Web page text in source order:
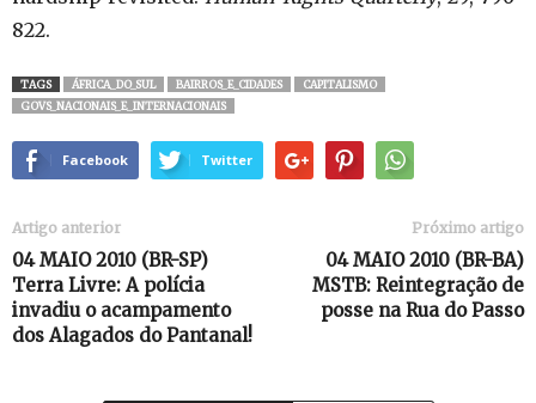
822.
TAGS ÁFRICA_DO_SUL BAIRROS_E_CIDADES
CAPITALISMO
GOVS_NACIONAIS_E_INTERNACIONAIS
Facebook Twitter
Artigo anterior
04 MAIO 2010 (BR-SP)
Terra Livre: A polícia
invadiu o acampamento
dos Alagados do Pantanal!
Próximo artigo
04 MAIO 2010 (BR-BA)
MSTB: Reintegração de
posse na Rua do Passo